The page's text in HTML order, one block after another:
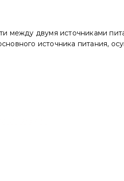
между двумя источниками
источника питания,